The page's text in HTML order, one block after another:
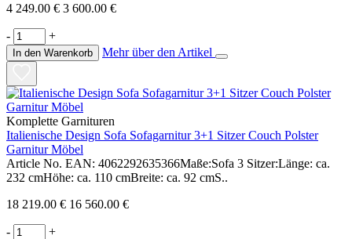
4 249.00 € 3 600.00 €
- +
In den Warenkorb Mehr über den Artikel
Komplette Garnituren
Italienische Design Sofa Sofagarnitur 3+1 Sitzer Couch Polster
Garnitur Möbel
Article No. EAN: 4062292635366Maße:Sofa 3 Sitzer:Länge: ca.
232 cmHöhe: ca. 110 cmBreite: ca. 92 cmS..
18 219.00 € 16 560.00 €
- +